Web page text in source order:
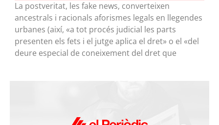
La postveritat, les fake news, converteixen
ancestrals i racionals aforismes legals en llegendes
urbanes (així, «a tot procés judicial les parts
presenten els fets i el jutge aplica el dret» o el «del
deure especial de coneixement del dret que